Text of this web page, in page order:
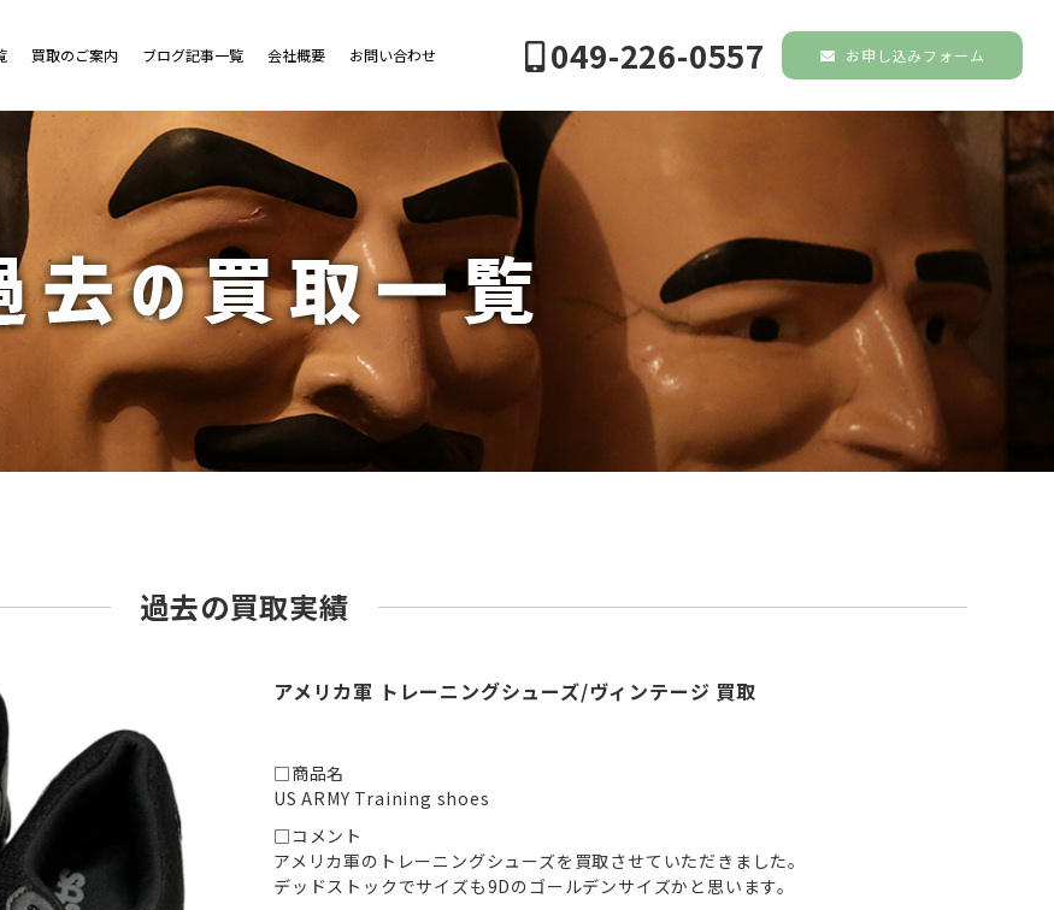
買取のご案内 ブログ記事一覧 会社概要 お問い合わせ 049-226-0557 お申し込みフォーム
過去の買取実績
アメリカ軍 トレーニングシューズ/ヴィンテージ 買取
□商品名
US ARMY Training shoes
□コメント
アメリカ軍のトレーニングシューズを買取させていただきました。
デッドストックでサイズも9Dのゴールデンサイズかと思います。